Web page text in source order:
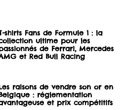
shirts Fans de Formule 1 : la
ultime pour les
de Ferrari, Mercedes
et Red Bull Racing
raisons de vendre son or en
: réglementation
et prix compétitifs